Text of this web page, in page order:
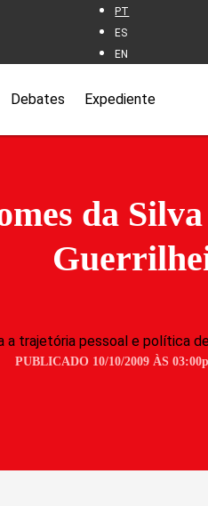
PT
ES
EN
Debates Expediente
da
a trajetória pessoal e política
PUBLICADO 10/10/2009 ÀS 03:00